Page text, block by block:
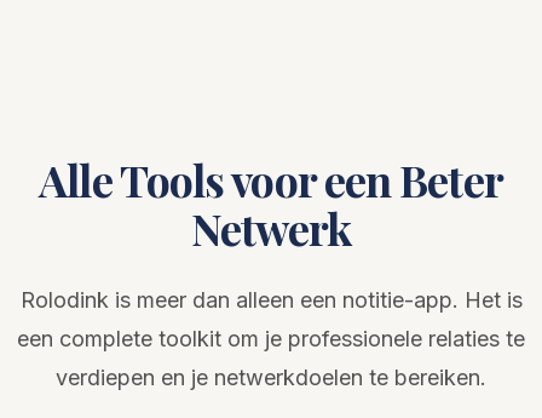
Alle Tools voor een Beter
Netwerk
Rolodink is meer dan alleen een notitie-app. Het is
een complete toolkit om je professionele relaties te
verdiepen en je netwerkdoelen te bereiken.